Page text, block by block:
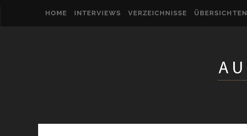
HOME INTERVIEWS VERZEICHNISSE ÜBERSICHTEN